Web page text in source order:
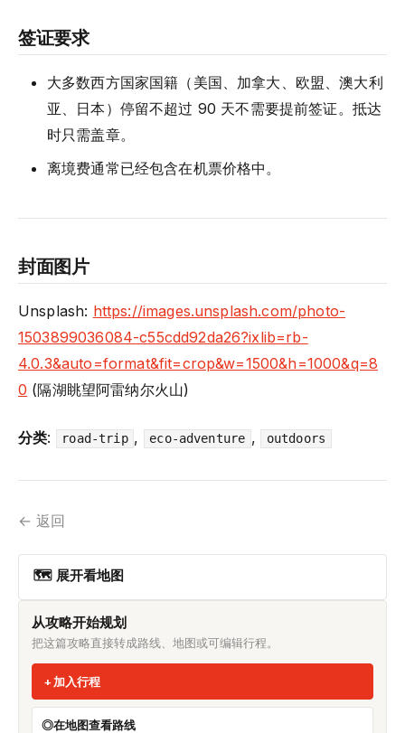
签证要求
大多数西方国家国籍（美国、加拿大、欧盟、澳大利
亚、日本）停留不超过 90 天不需要提前签证。抵达
时只需盖章。
离境费通常已经包含在机票价格中。
封面图片
Unsplash: https://images.unsplash.com/photo-
1503899036084-c55cdd92da26?ixlib=rb-
4.0.3&auto=format&fit=crop&w=1500&h=1000&q=8
0 (隔湖眺望阿雷纳尔火山)
分类: road-trip , eco-adventure , outdoors
← 返回
🗺 展开看地图
从攻略开始规划
把这篇攻略直接转成路线、地图或可编辑行程。
加入行程
在地图查看路线